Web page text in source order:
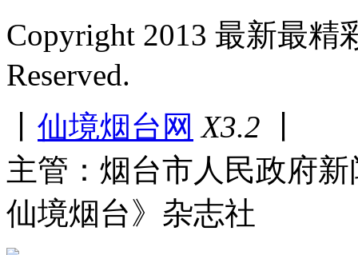
Copyright 2013 最新最
Reserved.
仙境烟台网 X3.2
主管：烟台市人民政府
仙境烟台》杂志社